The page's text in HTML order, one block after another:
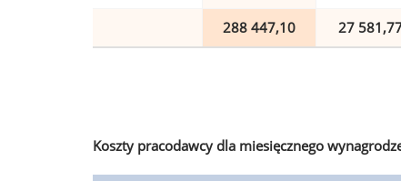
288 447,10 27
Koszty pracodawcy dla miesięcznego